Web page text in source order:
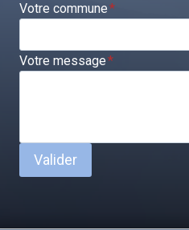
Votre commune*
Votre message*
Valider